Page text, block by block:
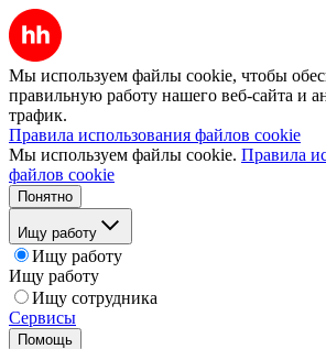
Мы используем файлы cookie, чтобы
правильную работу нашего веб-сайта и
трафик.
Правила использования файлов cookie
Мы используем файлы cookie. Правила
файлов cookie
Понятно
Ищу работу
Ищу работу
Ищу работу
Ищу сотрудника
Сервисы
Помощь